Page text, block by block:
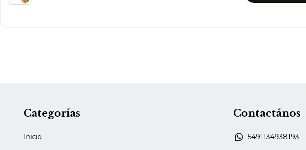
Categorías
Inicio
Contactános
5491134938193